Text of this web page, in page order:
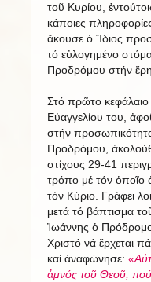
τοῦ Κυρίου,
κάποιες
ἄκουσε ὁ Ἴδιος
τό εὐλογημένο
Προδρόμου στήν
Στό πρῶτο κεφάλαιο
Εὐαγγελίου του,
στήν
Προδρόμου,
στίχους 29-41
τρόπο μέ τόν ὁποῖο
τόν Κύριο. Γράφει
μετά τό βάπτισμα
Ἰωάννης ὁ
Χριστό νά ἔρχεται
καί ἀναφώνησε:
ἀμνός τοῦ Θεοῦ,